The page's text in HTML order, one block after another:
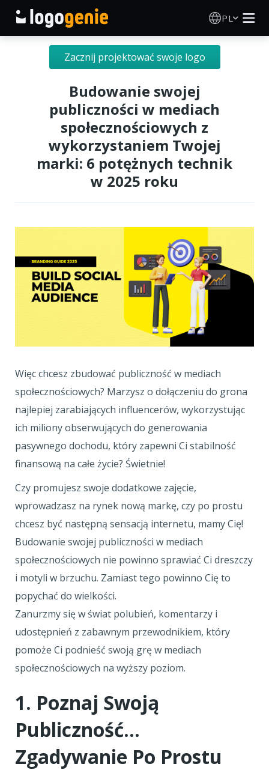
PL
Kreator Logo
Generator logo AI
Pomysły na logo
Produkty drukowane
ZALOGUJ SIĘ
Zacznij projektować swoje logo
Budowanie swojej
publiczności w mediach
społecznościowych z
wykorzystaniem Twojej
marki: 6 potężnych technik
w 2025 roku
Więc chcesz zbudować publiczność w mediach
społecznościowych? Marzysz o dołączeniu do grona
najlepiej zarabiających influencerów, wykorzystując
ich miliony obserwujących do generowania
pasywnego dochodu, który zapewni Ci stabilność
finansową na całe życie? Świetnie!
Czy promujesz swoje dodatkowe zajęcie,
wprowadzasz na rynek nową markę, czy po prostu
chcesz być następną sensacją internetu, mamy Cię!
Budowanie swojej publiczności w mediach
społecznościowych nie powinno sprawiać Ci dreszczy
i motyli w brzuchu. Zamiast tego powinno Cię to
popychać do wielkości.
Zanurzmy się w świat polubień, komentarzy i
udostępnień z zabawnym przewodnikiem, który
pomoże Ci podnieść swoją grę w mediach
społecznościowych na wyższy poziom.
1. Poznaj Swoją
Publiczność…
Zgadywanie Po Prostu